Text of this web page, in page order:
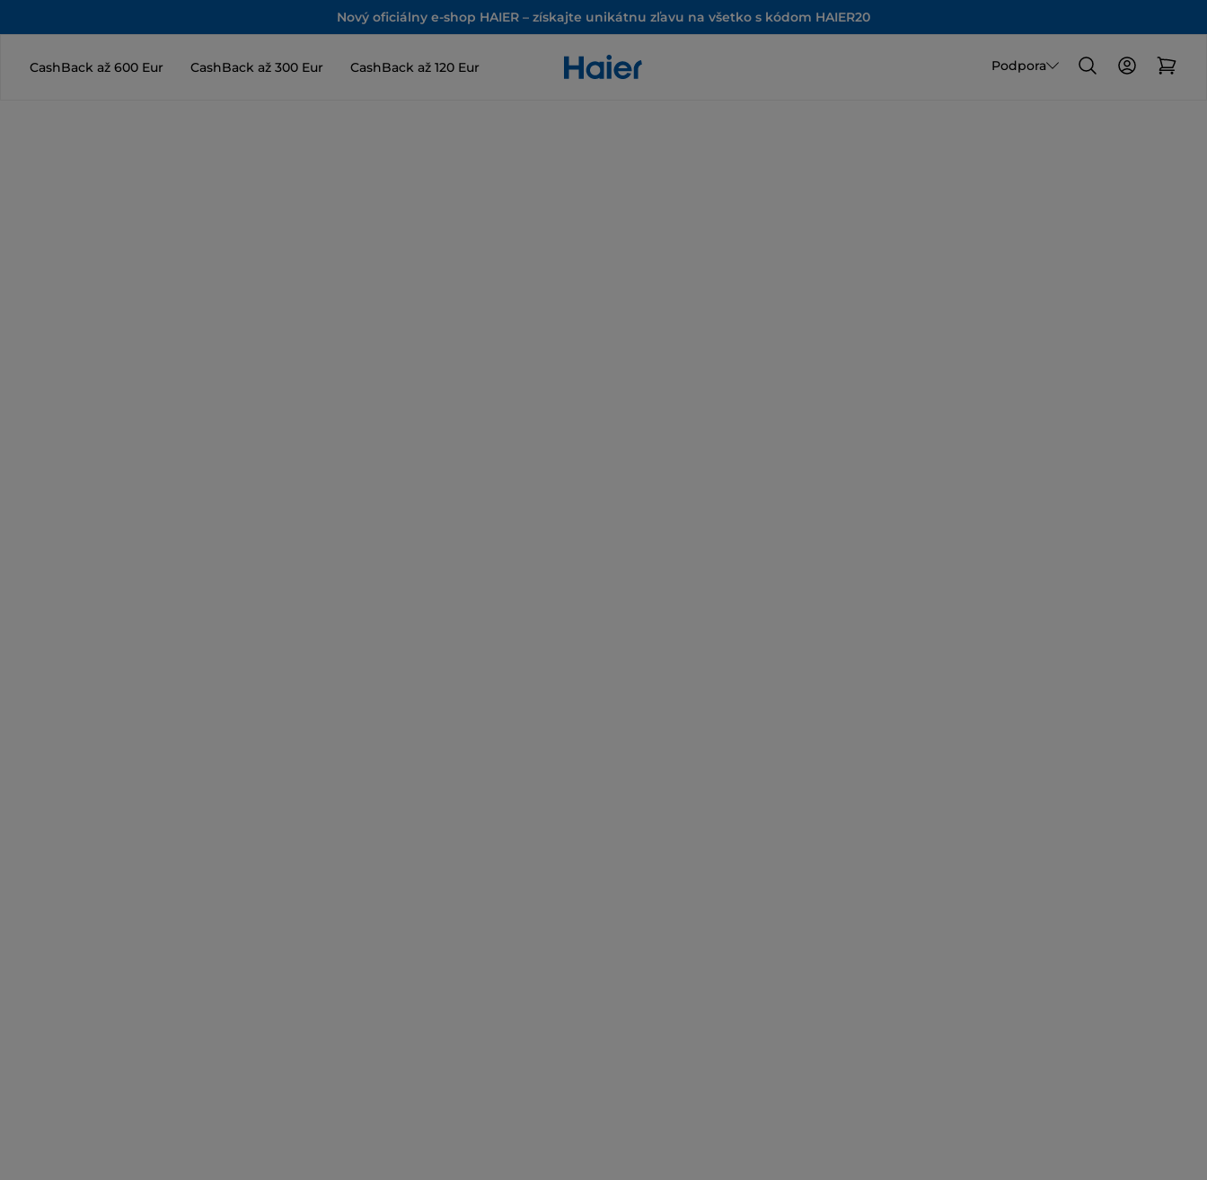
Nový oficiálny e-shop HAIER – získajte unikátnu zľavu na všetko s kódom HAIER20
CashBack až 600 Eur CashBack až 300 Eur CashBack až 120 Eur Podpora